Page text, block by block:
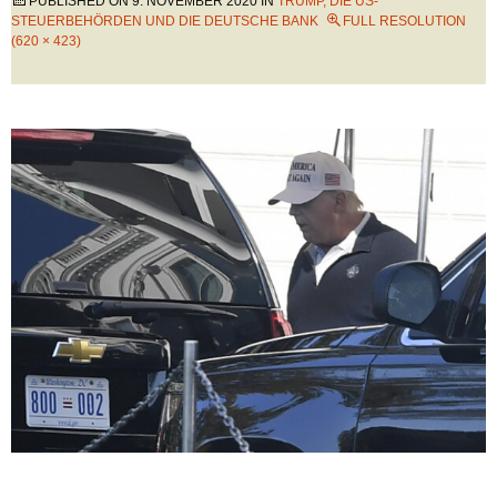
STEUERBEHÖRDEN UND DIE DEUTSCHE BANK
FULL RESOLUTION
(620 × 423)